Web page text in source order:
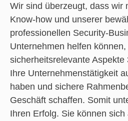
Wir sind überzeugt, dass wir
Know-how und unserer
professionellen Security-
Unternehmen helfen
sicherheitsrelevante Aspekte
Ihre Unternehmenstätigkeit
haben und sichere
Geschäft schaffen. Somit
Ihren Erfolg. Sie können